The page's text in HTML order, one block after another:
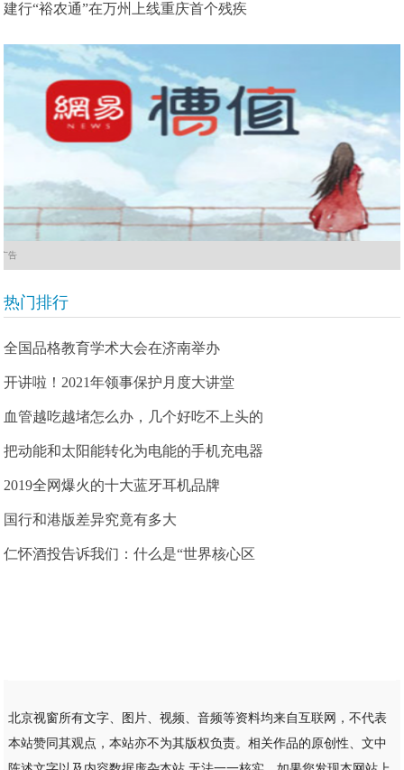
建行“裕农通”在万州上线重庆首个残疾
广告
热门排行
全国品格教育学术大会在济南举办
开讲啦！2021年领事保护月度大讲堂
血管越吃越堵怎么办，几个好吃不上头的
把动能和太阳能转化为电能的手机充电器
2019全网爆火的十大蓝牙耳机品牌
国行和港版差异究竟有多大
仁怀酒投告诉我们：什么是“世界核心区
北京视窗所有文字、图片、视频、音频等资料均来自互联网，不代表
本站赞同其观点，本站亦不为其版权负责。相关作品的原创性、文中